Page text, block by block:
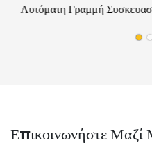
Αυτόματη Γραμμή
Επικοινωνήστε Μαζί